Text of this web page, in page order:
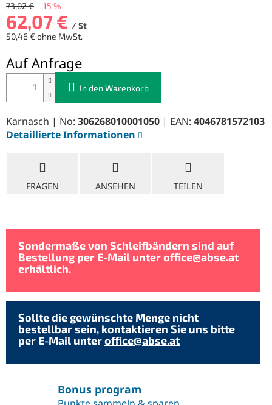
73,02 € –15 %
62,07 € / St
50,46 € ohne MwSt.
Auf Anfrage
In den Warenkorb
Karnasch | No: 306268010001050 | EAN: 4046781572103
Detaillierte Informationen
FRAGEN ANSEHEN TEILEN
Sondermaße von Schleifbändern sind auf
Bestellung per E-Mail unteroffice@abse.at
erhältlich.
Sollte die gewünschte Menge nicht
bestellbar sein, kontaktieren Sie uns bitte
per E-Mail unteroffice@abse.at
Bonus program